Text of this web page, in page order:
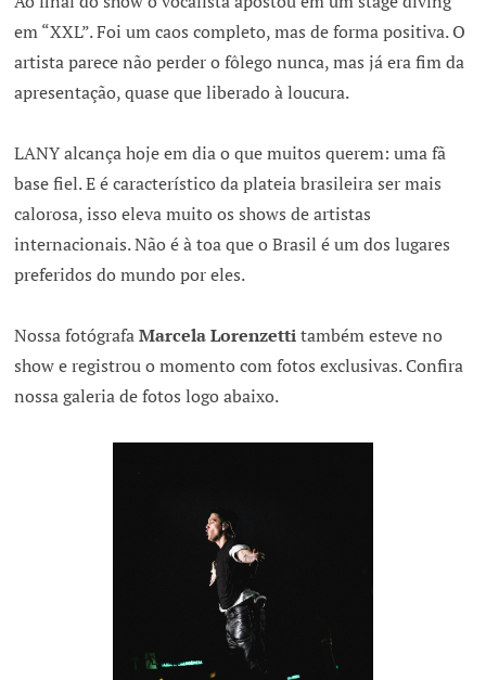
em “XXL”. Foi um caos completo, mas de forma positiva. O
artista parece não perder o fôlego nunca, mas já era fim da
apresentação, quase que liberado à loucura.
LANY alcança hoje em dia o que muitos querem: uma fã
base fiel. E é característico da plateia brasileira ser mais
calorosa, isso eleva muito os shows de artistas
internacionais. Não é à toa que o Brasil é um dos lugares
preferidos do mundo por eles.
Nossa fotógrafaMarcela Lorenzettitambém esteve no
show e registrou o momento com fotos exclusivas. Confira
nossa galeria de fotos logo abaixo.